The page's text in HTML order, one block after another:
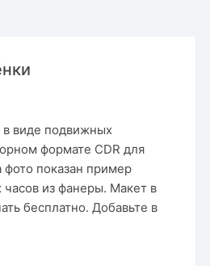
в виде подвижных
формате CDR для
фото показан пример
часов из фанеры. Макет в
бесплатно. Добавьте в